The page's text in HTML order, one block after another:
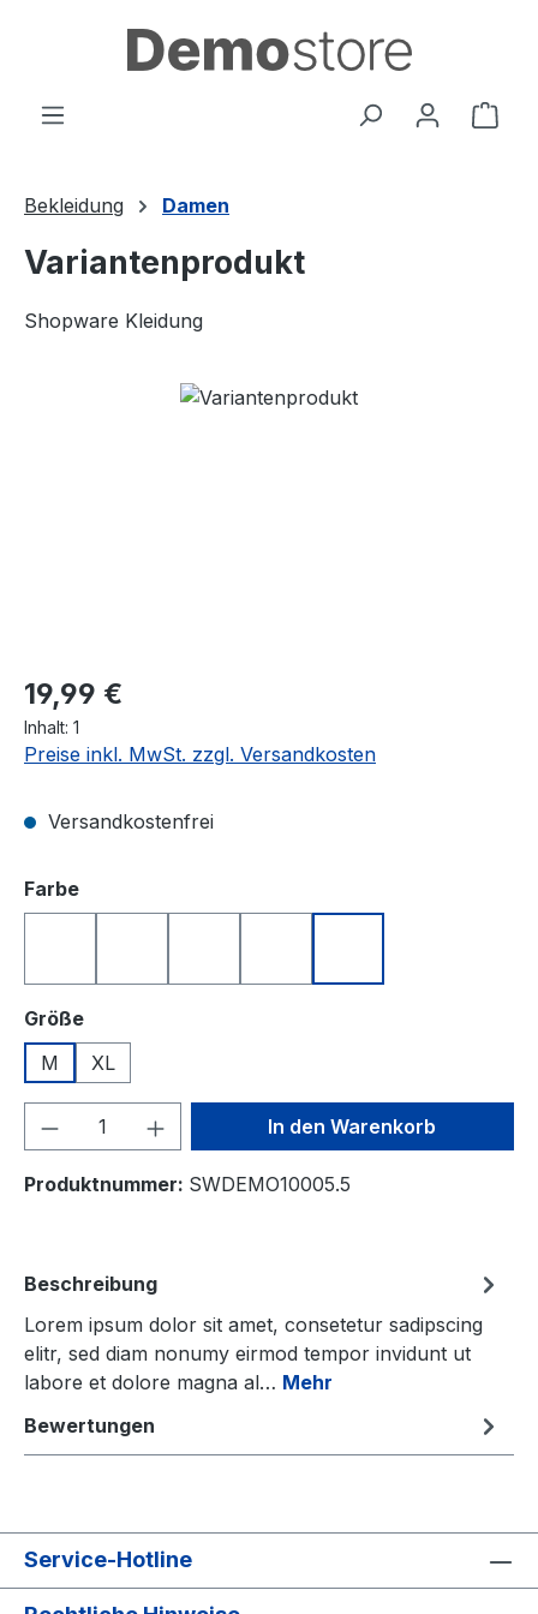
Zum Hauptinhalt springen
Bekleidung Damen
Variantenprodukt
Shopware Kleidung
Bildergalerie überspringen
Regulärer Preis:
19,99 €
Inhalt: 1
Preise inkl. MwSt. zzgl. Versandkosten
Versandkostenfrei
Farbeauswählen
Größeauswählen
M
XL
Produkt Anzahl: Gib denIn den Warenkorb
Produktnummer: SWDEMO10005.5
Beschreibung
Lorem ipsum dolor sit amet, consetetur sadipscing
elitr, sed diam nonumy eirmod tempor invidunt ut
labore et dolore magna al… Mehr
Bewertungen
Service-Hotline